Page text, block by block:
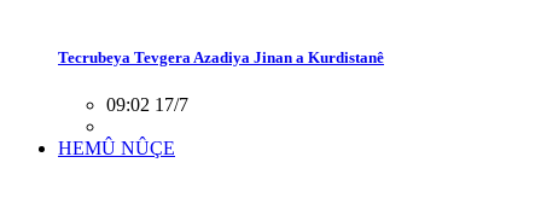
Tecrubeya Tevgera Azadiya Jinan a Kurdistanê
09:02 17/7
HEMÛ NÛÇE